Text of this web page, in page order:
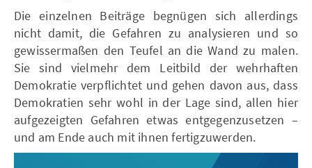
Die einzelnen Beiträge begnügen sich allerdings
nicht damit, die Gefahren zu analysieren und so
gewissermaßen den Teufel an die Wand zu malen.
Sie sind vielmehr dem Leitbild der wehrhaften
Demokratie verpflichtet und gehen davon aus, dass
Demokratien sehr wohl in der Lage sind, allen hier
aufgezeigten Gefahren etwas entgegenzusetzen –
und am Ende auch mit ihnen fertigzuwerden.